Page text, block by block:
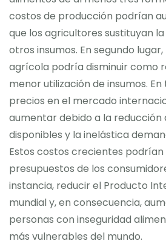
costos de producción podrían
que los agricultores sustituyan
otros insumos. En segundo
agrícola podría disminuir como
menor utilización de insumos.
precios en el mercado
aumentar debido a la reducción
disponibles y la inelástica
Estos costos crecientes
presupuestos de los
instancia, reducir el Producto
mundial y, en consecuencia,
personas con inseguridad
más vulnerables del mundo.